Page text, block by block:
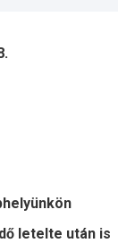
letelte után is